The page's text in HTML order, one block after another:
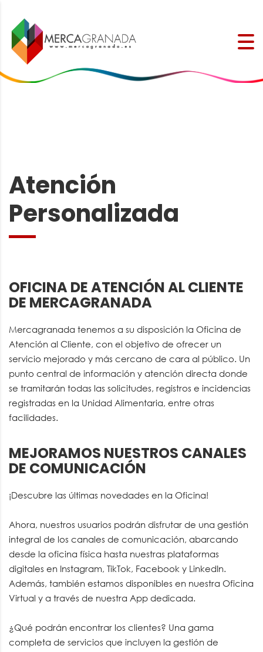
Atención
Personalizada
OFICINA DE ATENCIÓN AL CLIENTE
DE MERCAGRANADA
Mercagranada tenemos a su disposición la Oficina de
Atención al Cliente, con el objetivo de ofrecer un
servicio mejorado y más cercano de cara al público. Un
punto central de información y atención directa donde
se tramitarán todas las solicitudes, registros e incidencias
registradas en la Unidad Alimentaria, entre otras
facilidades.
MEJORAMOS NUESTROS CANALES
DE COMUNICACIÓN
¡Descubre las últimas novedades en la Oficina!
Ahora, nuestros usuarios podrán disfrutar de una gestión
integral de los canales de comunicación, abarcando
desde la oficina física hasta nuestras plataformas
digitales en Instagram, TikTok, Facebook y LinkedIn.
Además, también estamos disponibles en nuestra Oficina
Virtual y a través de nuestra App dedicada.
¿Qué podrán encontrar los clientes? Una gama
completa de servicios que incluyen la gestión de